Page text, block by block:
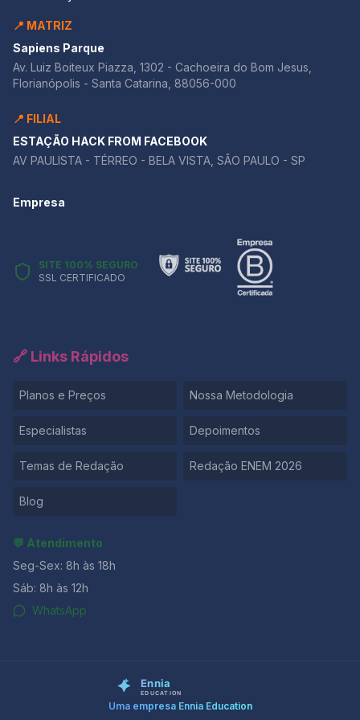
📍 MATRIZ
Sapiens Parque
Av. Luiz Boiteux Piazza, 1302 - Cachoeira do Bom Jesus,
Florianópolis - Santa Catarina, 88056-000
📍 FILIAL
ESTAÇÃO HACK FROM FACEBOOK
AV PAULISTA - TÉRREO - BELA VISTA, SÃO PAULO - SP
Empresa
SITE 100% SEGURO
SSL CERTIFICADO
🔗 Links Rápidos
Planos e Preços Nossa Metodologia
Especialistas Depoimentos
Temas de Redação Redação ENEM 2026
Blog
💬 Atendimento
Seg-Sex: 8h às 18h
Sáb: 8h às 12h
WhatsApp
Uma empresa Ennia Education